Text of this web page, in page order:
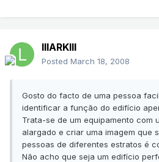
lllARKlll
Posted March 18, 2008
Gosto do facto de uma pessoa
identificar a função do edifício
Trata-se de um equipamento com
alargado e criar uma imagem que
pessoas de diferentes estratos é
Não acho que seja um edifício